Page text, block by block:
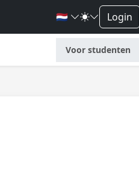
🇳🇱 Login
Voor studenten